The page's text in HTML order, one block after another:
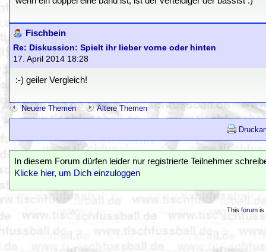
Fischbein
Re: Diskussion: Spielt ihr lieber vorne oder hinten
17. April 2014 18:28
:-) geiler Vergleich!
Neuere Themen Ältere Themen
In diesem Forum dürfen leider nur registrierte Teilnehmer
Klicke hier, um Dich einzuloggen
This forumis